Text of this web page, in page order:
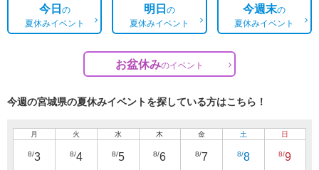
今日の
夏休みイベント
明日の
夏休みイベント
今週末の
夏休みイベント
お盆休みのイベント
今週の宮城県の夏休みイベントを探している方はこちら！
月
8/3
火
8/4
水
8/5
木
8/6
金
8/7
土
8/8
日
8/9